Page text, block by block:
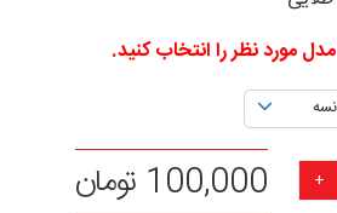
مورد نظر را انتخاب کنید.
+ 100,000 تومان